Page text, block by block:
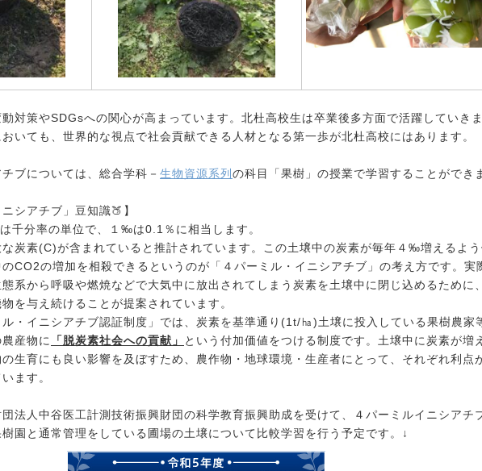
対策やSDGsへの関心が高まっています。北杜高校生は卒業後多方面で活躍していき
いても、世界的な視点で社会貢献できる人材となる第一歩が北杜高校にはあります。
ブについては、総合学科－ 生物資源系列 の科目「果樹」の授業で学習することができ
シアチブ」豆知識🍑】
分率の単位で、１‰は0.1％に相当します。
炭素(C)が含まれていると推計されています。この土壌中の炭素が毎年４‰増えるよう
CO2の増加を相殺できるというのが「４パーミル・イニシアチブ」の考え方です。実
系から呼吸や燃焼などで大気中に放出されてしまう炭素を土壌中に閉じ込めるために
を与え続けることが提案されています。
・イニシアチブ認証制度」では、炭素を基準通り(1t/㏊)土壌に投入している果樹農家
産物に
「脱炭素社会への貢献」
という付加価値をつける制度です。土壌中に炭素が増
生育にも良い影響を及ぼすため、農作物・地球環境・生産者にとって、それぞれ利点
ます。
団法人中谷医工計測技術振興財団の科学教育振興助成を受けて、４パーミルイニシアチ
園と通常管理をしている圃場の土壌について比較学習を行う予定です。↓